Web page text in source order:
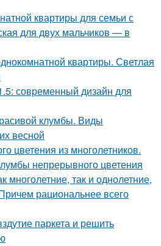
квартиры для семьи с
для двух мальчиков — в
квартиры. Светлая
современный дизайн для
клумбы. Виды
весной
цветения из многолетников.
непрерывного цветения
многолетние, так и однолетние,
рациональнее всего
паркета и решить